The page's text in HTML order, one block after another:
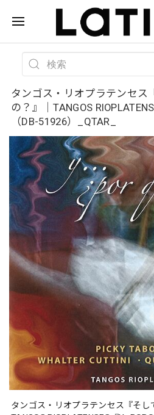
タンゴス・リオプラテンセス
の？』｜TANGOS
（DB-51926）_QTAR_
タンゴス・リオプラテンセス『そし